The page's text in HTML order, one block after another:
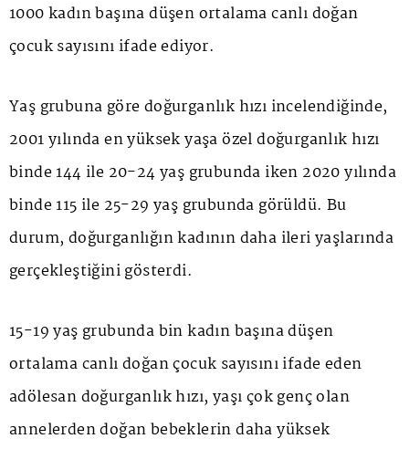
1000 kadın başına düşen ortalama canlı doğan
çocuk sayısını ifade ediyor.
Yaş grubuna göre doğurganlık hızı incelendiğinde,
2001 yılında en yüksek yaşa özel doğurganlık hızı
binde 144 ile 20-24 yaş grubunda iken 2020 yılında
binde 115 ile 25-29 yaş grubunda görüldü. Bu
durum, doğurganlığın kadının daha ileri yaşlarında
gerçekleştiğini gösterdi.
15-19 yaş grubunda bin kadın başına düşen
ortalama canlı doğan çocuk sayısını ifade eden
adölesan doğurganlık hızı, yaşı çok genç olan
annelerden doğan bebeklerin daha yüksek